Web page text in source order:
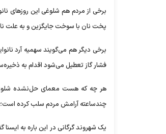
برخی از مردم هم شلوغی این روزهای
پخت نان با سوخت جایگزین و به علت
برخی دیگر هم می‌گویند سهمیه آرد
فشار گاز تعطیل می‌شود اقدام به
هر چه که هست معمای حل‌نشده شلوغی
چندساعته آرامش مردم سلب کرده است؛